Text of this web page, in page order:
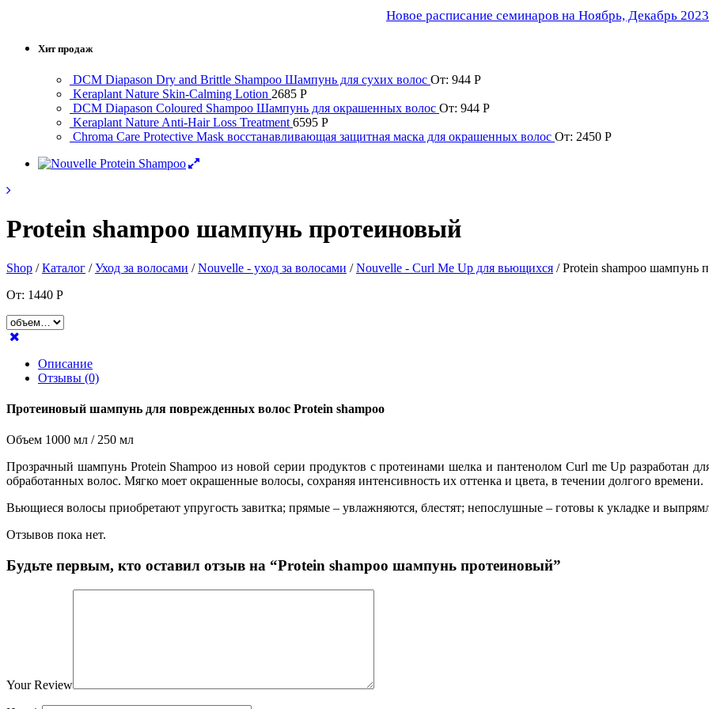
Новое расписание семинаров на Ноябрь, Декабрь 2023
Хит продаж
DCM Diapason Dry and Brittle Shampoo Шампунь для сухих волос От: 944 Р
Keraplant Nature Skin-Calming Lotion 2685 Р
DCM Diapason Coloured Shampoo Шампунь для окрашенных волос От: 944 Р
Keraplant Nature Anti-Hair Loss Treatment 6595 Р
Chroma Care Protective Mask восстанавливающая защитная маска для окрашенных волос От: 2450 Р
Protein shampoo шампунь протеиновый
Shop /Каталог /Уход за волосами /Nouvelle - уход за волосами /Nouvelle - Curl Me Up для вьющихся / Protein shampoo шампунь
От: 1440 Р
Описание
Отзывы (0)
Протеиновый шампунь для поврежденных волос Protein shampoo
Объем 1000 мл / 250 мл
Прозрачный шампунь Protein Shampoo из новой серии продуктов с протеинами шелка и пантенолом Curl me Up разработан
обработанных волос. Мягко моет окрашенные волосы, сохраняя интенсивность их оттенка и цвета, в течении долгого времени.
Вьющиеся волосы приобретают упругость завитка; прямые – увлажняются, блестят; непослушные – готовы к укладке и
Отзывов пока нет.
Будьте первым, кто оставил отзыв на “Protein shampoo шампунь протеиновый”
Your Review